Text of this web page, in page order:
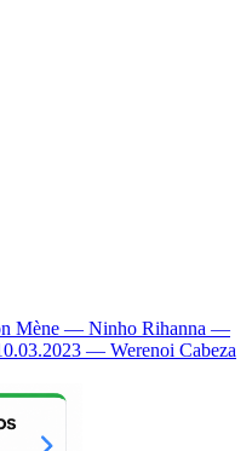
Mène — Ninho Rihanna —
— Werenoi Cabeza